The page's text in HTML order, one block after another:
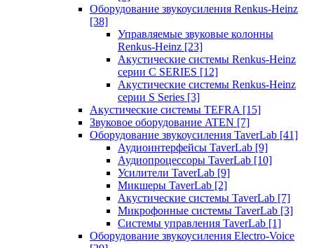
Оборудование звукоусиления Renkus-Heinz
[38]
Управляемые звуковые колонны
Renkus-Heinz [23]
Акустические системы Renkus-Heinz
серии C SERIES [12]
Акустические системы Renkus-Heinz
серии S Series [3]
Акустические системы TEFRA [15]
Звуковое оборудование ATEN [7]
Оборудование звукоусиления TaverLab [41]
Аудиоинтерфейсы TaverLab [9]
Аудиопроцессоры TaverLab [10]
Усилители TaverLab [9]
Микшеры TaverLab [2]
Акустические системы TaverLab [7]
Микрофонные системы TaverLab [3]
Системы управления TaverLab [1]
Оборудование звукоусиления Electro-Voice